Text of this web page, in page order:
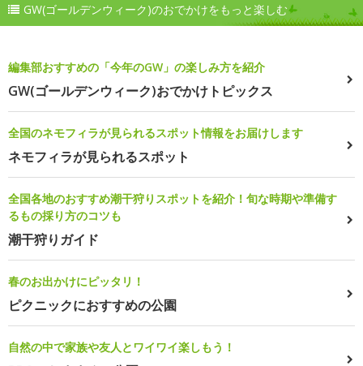
GW(ゴールデンウィーク)のおでかけをもっと楽しむ
編集部おすすめの「今年のGW」の楽しみ方を紹介
GW(ゴールデンウィーク)おでかけトピックス
全国のネモフィラが見られるスポット情報をお届けします
ネモフィラが見られるスポット
全国各地のおすすめ潮干狩りスポットを紹介！旬な時期や準備す
るもの採り方のコツも
潮干狩りガイド
春のお出かけにピッタリ！
ピクニックにおすすめの公園
自然の中で家族や友人とワイワイ楽しもう！